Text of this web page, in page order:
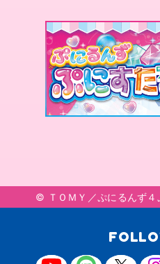
© ＴＯＭＹ／ぷにるんず４